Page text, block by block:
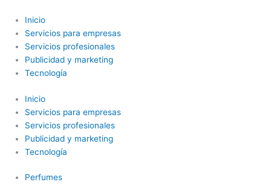
contenido
Inicio
Servicios para empresas
Servicios profesionales
Publicidad y marketing
Tecnología
Inicio
Servicios para empresas
Servicios profesionales
Publicidad y marketing
Tecnología
Perfumes